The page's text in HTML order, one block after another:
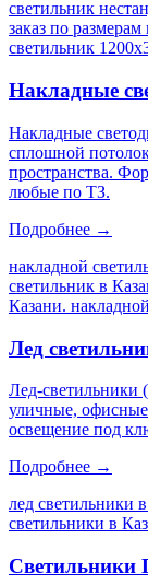
светильник
заказ по
светильник
Накладные
Накладные
сплошной
пространства.
любые по ТЗ.
Подробнее →
накладной
светильник в
Казани.
Лед
Лед-светильники
уличные,
освещение под
Подробнее →
лед светильники
светильники в
Светильники